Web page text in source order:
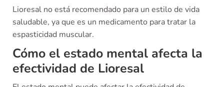
Lioresal no está recomendado para un estilo de vida
saludable, ya que es un medicamento para tratar la
espasticidad muscular.
Cómo el estado mental afecta la
efectividad de Lioresal